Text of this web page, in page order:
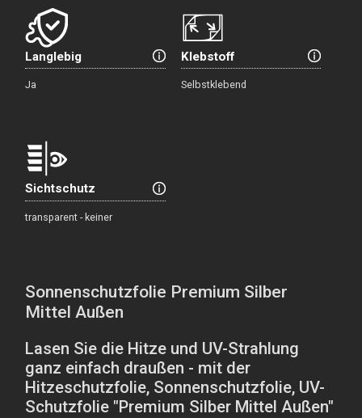
Langlebig
Ja
Klebstoff
Selbstklebend
Sichtschutz
transparent - keiner
Sonnenschutzfolie Premium Silber
Mittel Außen
Lasen Sie die Hitze und UV-Strahlung
ganz einfach draußen - mit der
Hitzeschutzfolie, Sonnenschutzfolie, UV-
Schutzfolie "Premium Silber Mittel Außen"